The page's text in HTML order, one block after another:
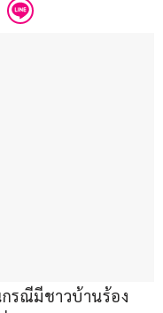
รณีมีชาวบ้านร้อง